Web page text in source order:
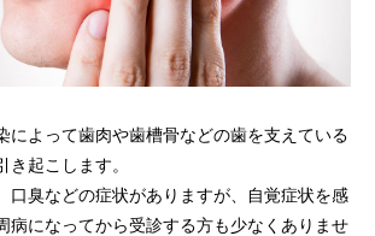
によって歯肉や歯槽骨などの歯を支えている
起こします。
口臭などの症状がありますが、自覚症状を感
病になってから受診する方も少なくありませ